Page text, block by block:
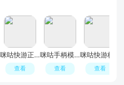
咪咕快游正版最新版2026
查看
咪咕手柄模拟器安卓手机版(咪咕快游)
查看 查看